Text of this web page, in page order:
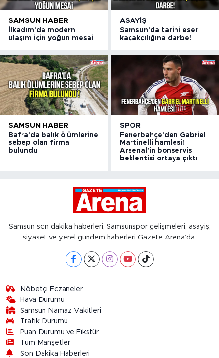
SAMSUN HABER
İlkadım'da modern
ulaşım için yoğun mesai
ASAYIŞ
Samsun'da tarihi eser
kaçakçılığına darbe!
SAMSUN HABER
Bafra'da balık ölümlerine
sebep olan firma
bulundu
SPOR
Fenerbahçe'den Gabriel
Martinelli hamlesi!
Arsenal'in bonservis
beklentisi ortaya çıktı
Samsun son dakika haberleri, Samsunspor gelişmeleri, asayiş,
siyaset ve yerel gündem haberleri Gazete Arena’da.
Nöbetçi Eczaneler
Hava Durumu
Samsun Namaz Vakitleri
Trafik Durumu
Puan Durumu ve Fikstür
Tüm Manşetler
Son Dakika Haberleri